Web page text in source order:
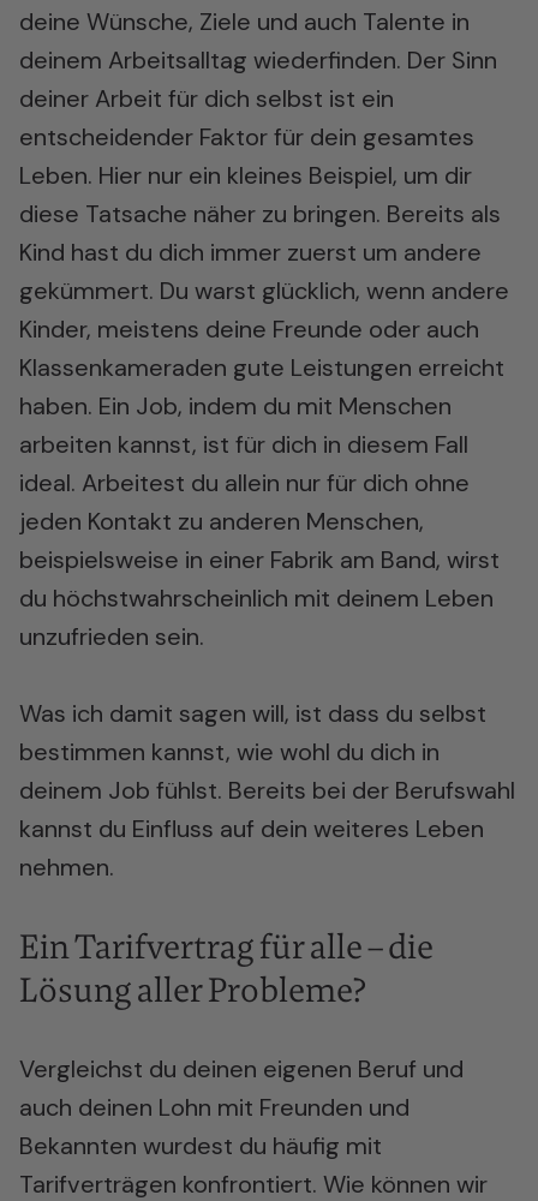
deine Wünsche, Ziele und auch Talente in
deinem Arbeitsalltag wiederfinden. Der Sinn
deiner Arbeit für dich selbst ist ein
entscheidender Faktor für dein gesamtes
Leben. Hier nur ein kleines Beispiel, um dir
diese Tatsache näher zu bringen. Bereits als
Kind hast du dich immer zuerst um andere
gekümmert. Du warst glücklich, wenn andere
Kinder, meistens deine Freunde oder auch
Klassenkameraden gute Leistungen erreicht
haben. Ein Job, indem du mit Menschen
arbeiten kannst, ist für dich in diesem Fall
ideal. Arbeitest du allein nur für dich ohne
jeden Kontakt zu anderen Menschen,
beispielsweise in einer Fabrik am Band, wirst
du höchstwahrscheinlich mit deinem Leben
unzufrieden sein.
Was ich damit sagen will, ist dass du selbst
bestimmen kannst, wie wohl du dich in
deinem Job fühlst. Bereits bei der Berufswahl
kannst du Einfluss auf dein weiteres Leben
nehmen.
Ein Tarifvertrag für alle – die
Lösung aller Probleme?
Vergleichst du deinen eigenen Beruf und
auch deinen Lohn mit Freunden und
Bekannten wurdest du häufig mit
Tarifverträgen konfrontiert. Wie können wir